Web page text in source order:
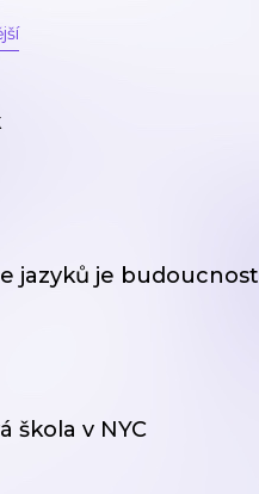
jazyků je budoucnost
škola v NYC